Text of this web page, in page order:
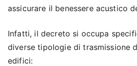
assicurare il benessere acustico
Infatti, il decreto si occupa
diverse tipologie di trasmissione
edifici: